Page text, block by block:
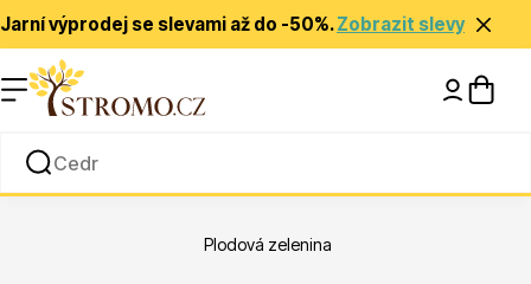
Jarní výprodej se slevami až do -50%.Zobrazit slevy
Rady a tipy
Plodová zelenina